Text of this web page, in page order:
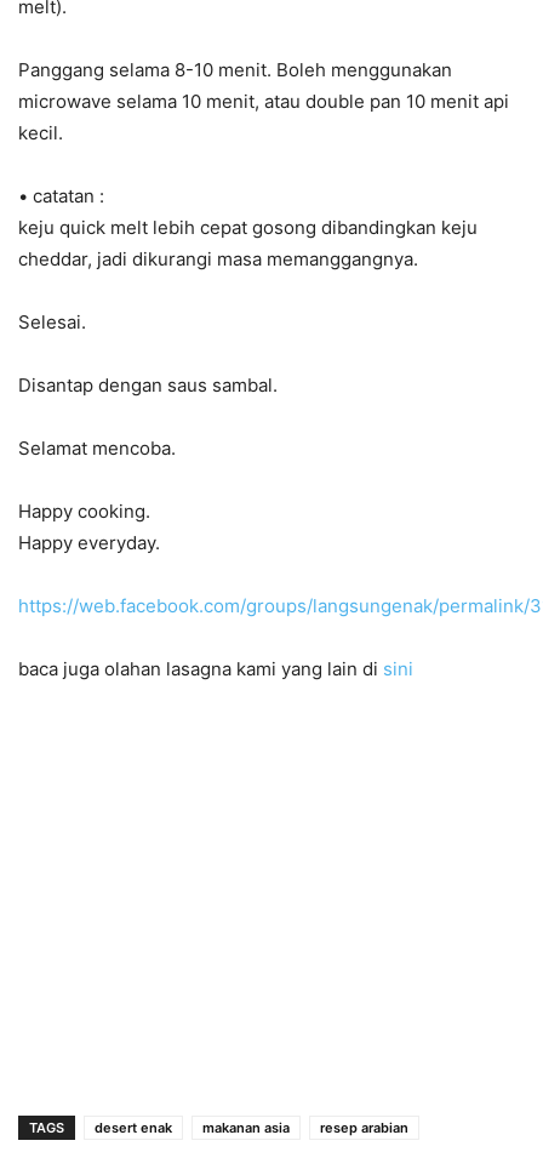
melt).
Panggang selama 8-10 menit. Boleh menggunakan
microwave selama 10 menit, atau double pan 10 menit api
kecil.
• catatan :
keju quick melt lebih cepat gosong dibandingkan keju
cheddar, jadi dikurangi masa memanggangnya.
Selesai.
Disantap dengan saus sambal.
Selamat mencoba.
Happy cooking.
Happy everyday.
https://web.facebook.com/groups/langsungenak/permalink/
baca juga olahan lasagna kami yang lain di sini
TAGS desert enak makanan asia resep arabian